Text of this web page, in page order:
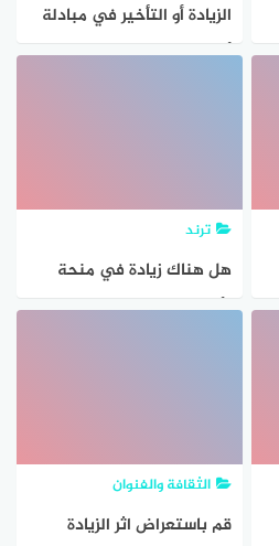
الزيادة أو التأخير في مبادلة
أموال مخصوصةالمعنى
ترند
هل هناك زيادة في منحة
الأمراض المزمنة 2023 رسميا
الثقافة والفنوان
قم باستعراض اثر الزيادة